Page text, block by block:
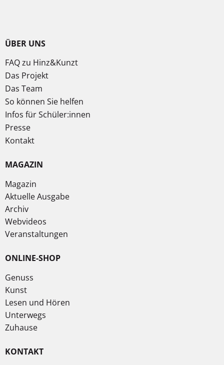
ÜBER UNS
FAQ zu Hinz&Kunzt
Das Projekt
Das Team
So können Sie helfen
Infos für Schüler:innen
Presse
Kontakt
MAGAZIN
Magazin
Aktuelle Ausgabe
Archiv
Webvideos
Veranstaltungen
ONLINE-SHOP
Genuss
Kunst
Lesen und Hören
Unterwegs
Zuhause
KONTAKT